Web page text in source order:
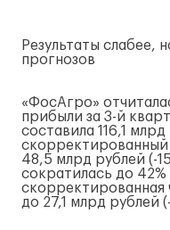
Результаты слабее,
прогнозов
«ФосАгро»
прибыли за 3-й
составила 116,1
скорректированный
48,5 млрд рублей (-
сократилась до 42%
скорректированная
до 27,1 млрд рублей